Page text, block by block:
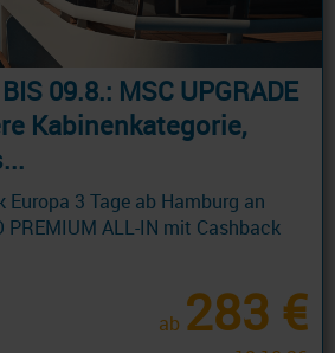
09.8.: MSC UPGRADE
Kabinenkategorie,
Europa 3 Tage ab Hamburg an
PREMIUM ALL-IN mit Cashback
ab 283 €